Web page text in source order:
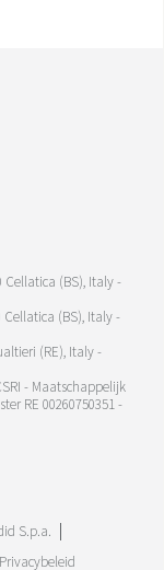
Cellatica (BS), Italy -
(BS), Italy -
(RE), Italy -
- Maatschappelijk
RE 00260750351 -
S.p.a.
Privacybeleid